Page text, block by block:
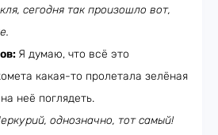
сегодня так произошло вот,
Я думаю, что всё это
какая-то пролетала зелёная
неё поглядеть.
однозначно, тот самый!